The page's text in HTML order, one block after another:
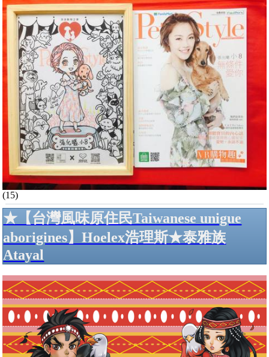
(15)
★【台灣風味原住民Taiwanese unigue
aborigines】Hoelex浩理斯★泰雅族
Atayal